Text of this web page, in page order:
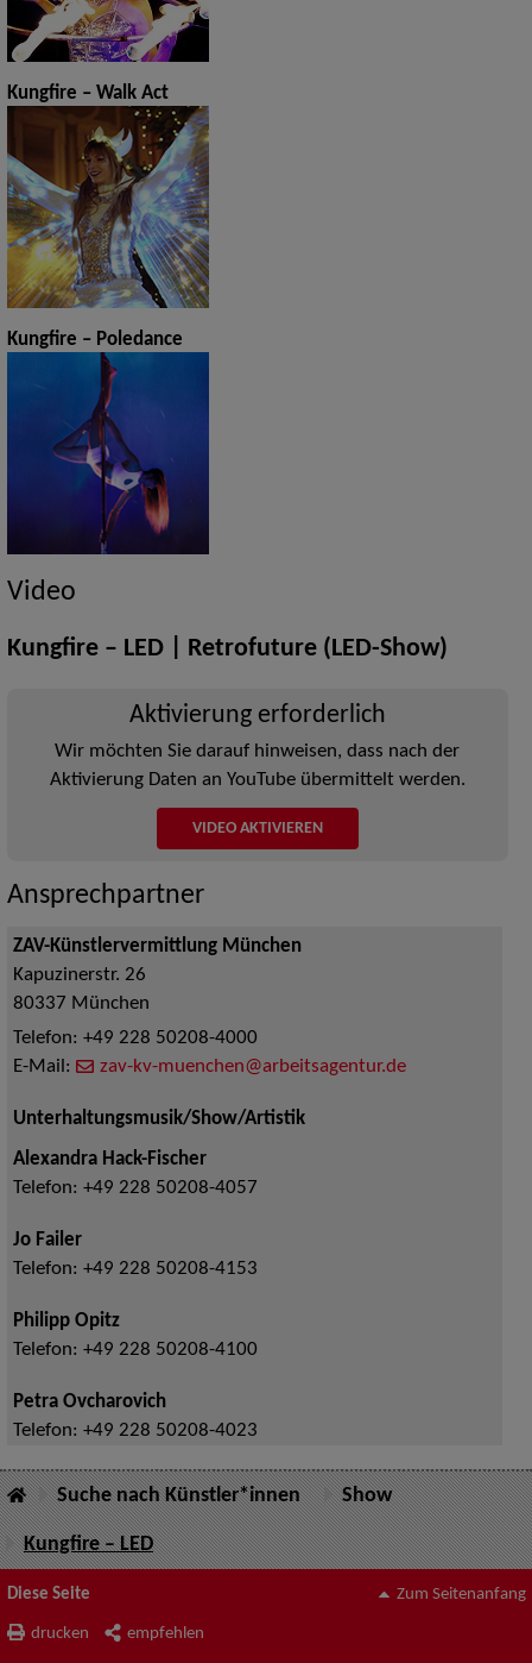
Kungfire – Walk Act
Kungfire – Poledance
Video
Kungfire – LED | Retrofuture (LED-Show)
Aktivierung erforderlich
Wir möchten Sie darauf hinweisen, dass nach der
Aktivierung Daten an YouTube übermittelt werden.
VIDEO AKTIVIEREN
Ansprechpartner
ZAV-Künstlervermittlung München
Kapuzinerstr. 26
80337 München
Telefon: +49 228 50208-4000
E-Mail:
zav-kv-muenchen@arbeitsagentur.de
Unterhaltungsmusik/Show/Artistik
Alexandra Hack-Fischer
Telefon: +49 228 50208-4057
Jo Failer
Telefon: +49 228 50208-4153
Philipp Opitz
Telefon: +49 228 50208-4100
Petra Ovcharovich
Telefon: +49 228 50208-4023
Suche nach Künstler*innen Show
Kungfire – LED
Diese Seite
drucken empfehlen
Zum Seitenanfang